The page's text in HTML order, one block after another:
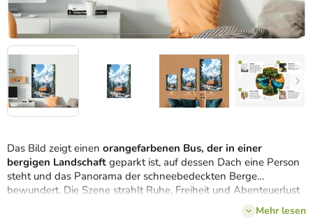
Das Bild zeigt einen orangefarbenen Bus, der in einer
bergigen Landschaft geparkt ist, auf dessen Dach eine Person
steht und das Panorama der schneebedeckten Berge
bewundert. Die Szene strahlt Ruhe, Freiheit und Abenteuerlust
Mehr lesen